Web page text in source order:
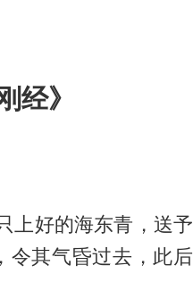
经》
上好的海东青，送予
令其气昏过去，此后